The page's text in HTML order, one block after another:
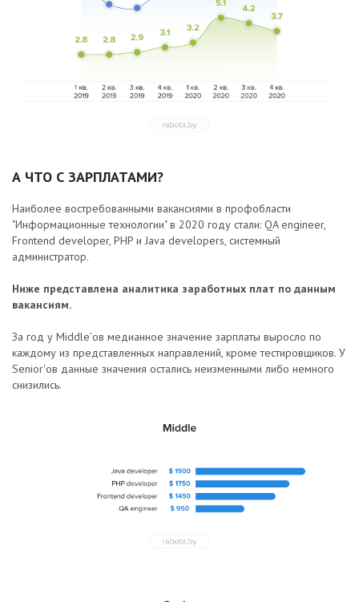
А ЧТО С ЗАРПЛАТАМИ?
Наиболее востребованными вакансиями в профобласти
"Информационные технологии" в 2020 году стали: QA engineer,
Frontend developer, PHP и Java developers, системный
администратор.
Ниже представлена аналитика заработных плат по данным
вакансиям.
За год у Middle’ов медианное значение зарплаты выросло по
каждому из представленных направлений, кроме тестировщиков. У
Senior'ов данные значения остались неизменными либо немного
снизились.